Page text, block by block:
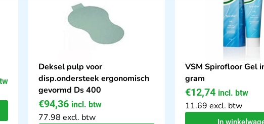
Deksel pulp voor
disp.ondersteek ergonomisch
gevormd Ds 400
€94,36 incl. btw
77.98 excl. btw
VSM Spirofloor Gel
gram
€12,74 incl. btw
11.69 excl. btw
In